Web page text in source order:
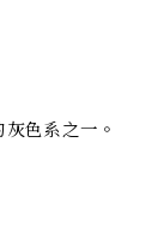
色系之一。